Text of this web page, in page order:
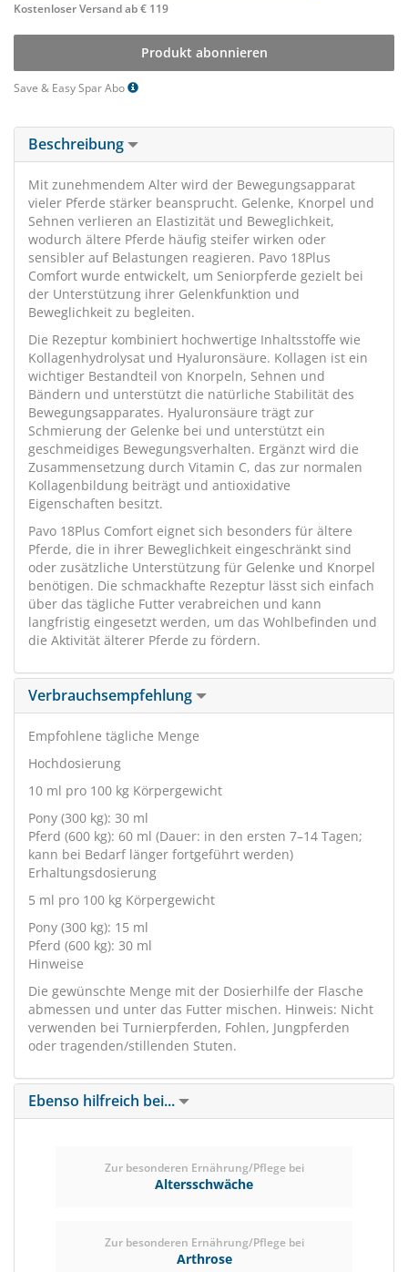
Kostenloser Versand ab € 119
Produkt abonnieren
Save & Easy Spar Abo
Beschreibung
Mit zunehmendem Alter wird der Bewegungsapparat
vieler Pferde stärker beansprucht. Gelenke, Knorpel und
Sehnen verlieren an Elastizität und Beweglichkeit,
wodurch ältere Pferde häufig steifer wirken oder
sensibler auf Belastungen reagieren. Pavo 18Plus
Comfort wurde entwickelt, um Seniorpferde gezielt bei
der Unterstützung ihrer Gelenkfunktion und
Beweglichkeit zu begleiten.
Die Rezeptur kombiniert hochwertige Inhaltsstoffe wie
Kollagenhydrolysat und Hyaluronsäure. Kollagen ist ein
wichtiger Bestandteil von Knorpeln, Sehnen und
Bändern und unterstützt die natürliche Stabilität des
Bewegungsapparates. Hyaluronsäure trägt zur
Schmierung der Gelenke bei und unterstützt ein
geschmeidiges Bewegungsverhalten. Ergänzt wird die
Zusammensetzung durch Vitamin C, das zur normalen
Kollagenbildung beiträgt und antioxidative
Eigenschaften besitzt.
Pavo 18Plus Comfort eignet sich besonders für ältere
Pferde, die in ihrer Beweglichkeit eingeschränkt sind
oder zusätzliche Unterstützung für Gelenke und Knorpel
benötigen. Die schmackhafte Rezeptur lässt sich einfach
über das tägliche Futter verabreichen und kann
langfristig eingesetzt werden, um das Wohlbefinden und
die Aktivität älterer Pferde zu fördern.
Verbrauchsempfehlung
Empfohlene tägliche Menge
Hochdosierung
10 ml pro 100 kg Körpergewicht
Pony (300 kg): 30 ml
Pferd (600 kg): 60 ml (Dauer: in den ersten 7–14 Tagen;
kann bei Bedarf länger fortgeführt werden)
Erhaltungsdosierung
5 ml pro 100 kg Körpergewicht
Pony (300 kg): 15 ml
Pferd (600 kg): 30 ml
Hinweise
Die gewünschte Menge mit der Dosierhilfe der Flasche
abmessen und unter das Futter mischen. Hinweis: Nicht
verwenden bei Turnierpferden, Fohlen, Jungpferden
oder tragenden/stillenden Stuten.
Ebenso hilfreich bei...
Zur besonderen Ernährung/Pflege bei
Altersschwäche
Zur besonderen Ernährung/Pflege bei
Arthrose